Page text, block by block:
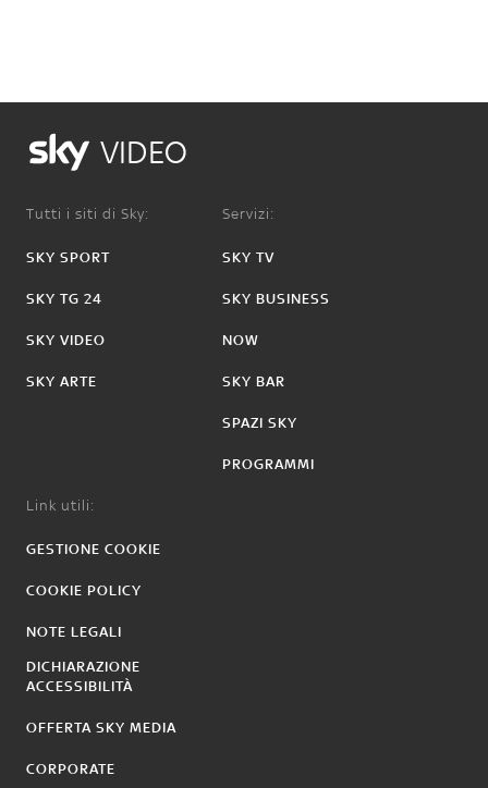
VIDEO
Tutti i siti di Sky:
SKY SPORT
SKY TG 24
SKY VIDEO
SKY ARTE
Servizi:
SKY TV
SKY BUSINESS
NOW
SKY BAR
SPAZI SKY
PROGRAMMI
Link utili:
GESTIONE COOKIE
COOKIE POLICY
NOTE LEGALI
DICHIARAZIONE
ACCESSIBILITÀ
OFFERTA SKY MEDIA
CORPORATE